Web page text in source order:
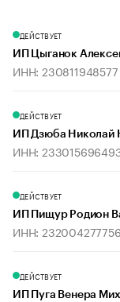
ДЕЙСТВУЕТ
ИП Цыганок
ИНН: 230811948577
ДЕЙСТВУЕТ
ИП Дзюба Николай
ИНН:
ДЕЙСТВУЕТ
ИП Пищур Родион
ИНН: 232004277756
ДЕЙСТВУЕТ
ИП Пуга Венера